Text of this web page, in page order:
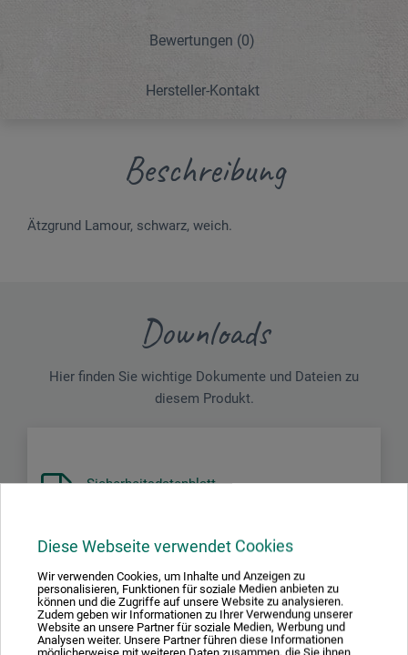
Diese Webseite verwendet Cookies
Wir verwenden Cookies, um Inhalte und Anzeigen zu
personalisieren, Funktionen für soziale Medien anbieten zu
können und die Zugriffe auf unsere Website zu analysieren.
Zudem geben wir Informationen zu Ihrer Verwendung unserer
Website an unsere Partner für soziale Medien, Werbung und
Analysen weiter. Unsere Partner führen diese Informationen
möglicherweise mit weiteren Daten zusammen, die Sie ihnen
Bewertungen (0)
Hersteller-Kontakt
Beschreibung
Ätzgrund Lamour, schwarz, weich.
Downloads
Hier finden Sie wichtige Dokumente und Dateien zu
diesem Produkt.
Sicherheitsdatenblatt